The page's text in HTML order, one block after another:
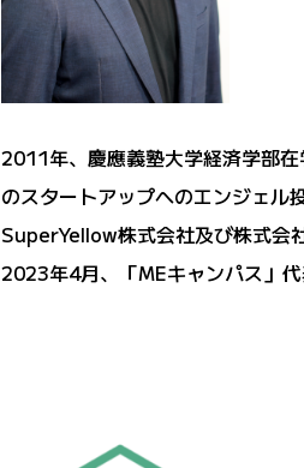
2011年、慶應義塾大学経済学部
のスタートアップへのエンジェ
SuperYellow株式会社及び株式会
2023年4月、「MEキャンパス」代